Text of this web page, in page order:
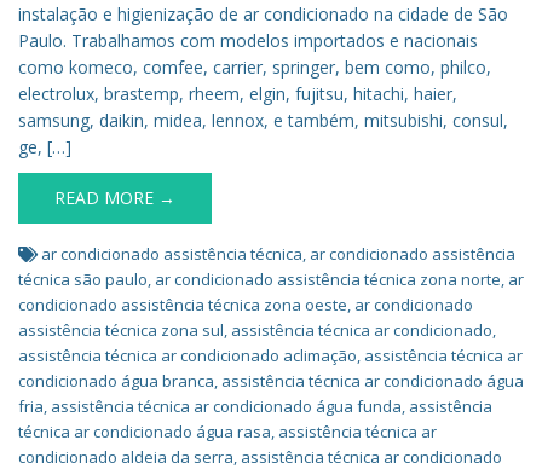
instalação e higienização de ar condicionado na cidade de São
Paulo. Trabalhamos com modelos importados e nacionais
como komeco, comfee, carrier, springer, bem como, philco,
electrolux, brastemp, rheem, elgin, fujitsu, hitachi, haier,
samsung, daikin, midea, lennox, e também, mitsubishi, consul,
ge, […]
READ MORE →
ar condicionado assistência técnica, ar condicionado assistência
técnica são paulo, ar condicionado assistência técnica zona norte, ar
condicionado assistência técnica zona oeste, ar condicionado
assistência técnica zona sul, assistência técnica ar condicionado,
assistência técnica ar condicionado aclimação, assistência técnica ar
condicionado água branca, assistência técnica ar condicionado água
fria, assistência técnica ar condicionado água funda, assistência
técnica ar condicionado água rasa, assistência técnica ar
condicionado aldeia da serra, assistência técnica ar condicionado